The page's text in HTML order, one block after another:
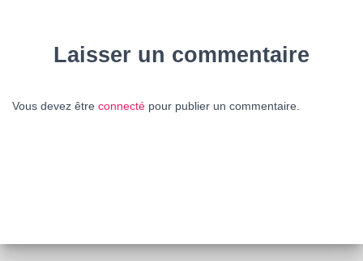
Laisser un commentaire
Vous devez être connecté pour publier un commentaire.